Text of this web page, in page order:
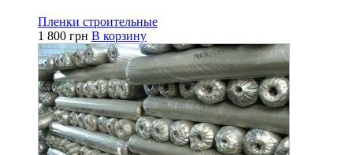
Пленки строительные
1 800 грн В корзину